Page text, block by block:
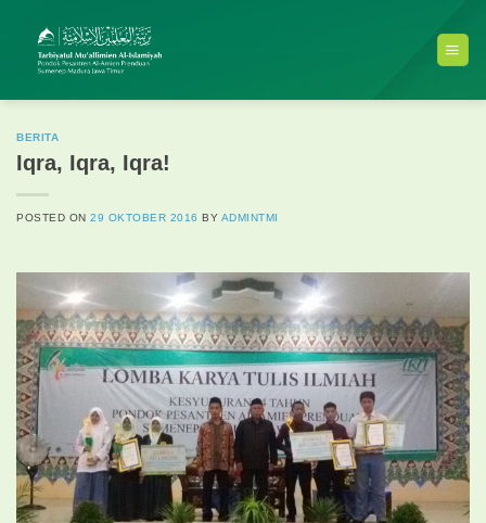
content
BERITA
Iqra, Iqra, Iqra!
POSTED ON29 OKTOBER 2016 BY ADMINTMI